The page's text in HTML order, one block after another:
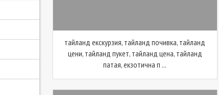
тайланд екскурзия, тайланд почивка, тайланд
цени, тайланд пукет, тайланд цена, тайланд
патая, екзотична п ...